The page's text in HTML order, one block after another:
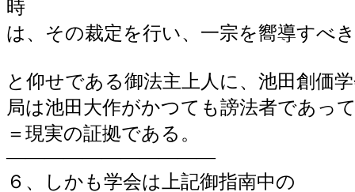
時
は、その裁定を行い、一宗を嚮導すべ
と仰せである御法主上人に、池田創価
局は池田大作がかつても謗法者であっ
＝現実の証拠である。
―――――――――――
６、しかも学会は上記御指南中の